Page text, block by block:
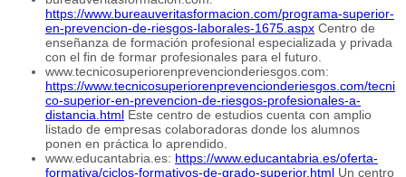
https://www.bureauveritasformacion.com/programa-superior-
en-prevencion-de-riesgos-laborales-1675.aspx Centro de
enseñanza de formación profesional especializada y privada
con el fin de formar profesionales para el futuro.
www.tecnicosuperiorenprevencionderiesgos.com:
https://www.tecnicosuperiorenprevencionderiesgos.com/tecni
co-superior-en-prevencion-de-riesgos-profesionales-a-
distancia.html Este centro de estudios cuenta con amplio
listado de empresas colaboradoras donde los alumnos
ponen en práctica lo aprendido.
www.educantabria.es: https://www.educantabria.es/oferta-
formativa/ciclos-formativos-de-grado-superior.html Un centro